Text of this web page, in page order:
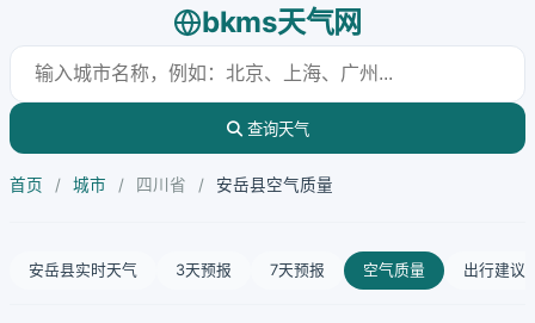
bkms天气网
查询天气
首页 / 城市 / 四川省 / 安岳县空气质量
安岳县实时天气 3天预报 7天预报 空气质量 出行建议